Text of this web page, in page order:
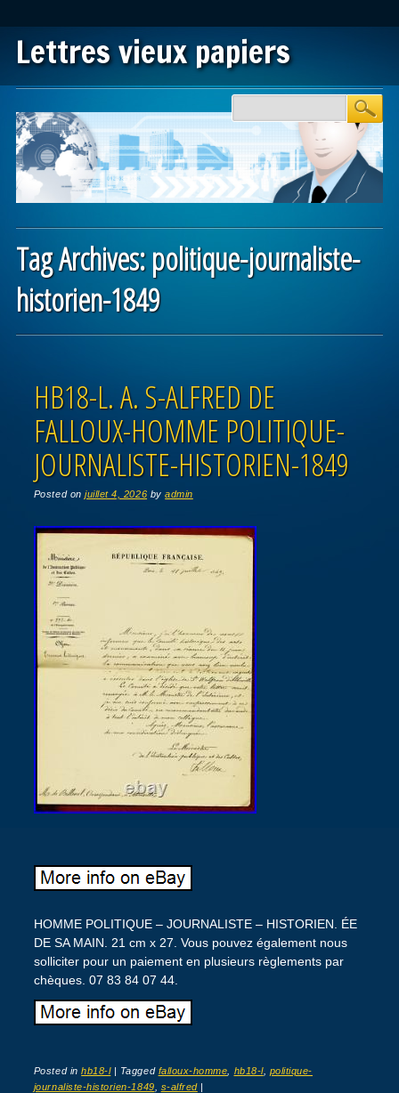
Lettres vieux papiers
Main menu
Tag Archives:politique-journaliste-
historien-1849
HB18-L. A. S-ALFRED DE
FALLOUX-HOMME POLITIQUE-
JOURNALISTE-HISTORIEN-1849
Posted onjuillet 4, 2026 byadmin
HOMME POLITIQUE – JOURNALISTE – HISTORIEN. ÉE
DE SA MAIN. 21 cm x 27. Vous pouvez également nous
solliciter pour un paiement en plusieurs règlements par
chèques. 07 83 84 07 44.
Posted inhb18-l Tagged falloux-homme, hb18-l, politique-
journaliste-historien-1849, s-alfred